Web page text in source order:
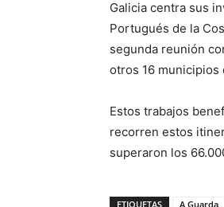
Galicia centra sus
Portugués de la
segunda reunión
otros 16 municipios
Estos trabajos
recorren estos
superaron los
ETIQUETAS A Guarda